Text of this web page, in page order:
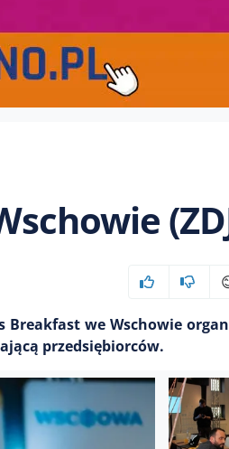
we Wschowie
przedsiębiorców.